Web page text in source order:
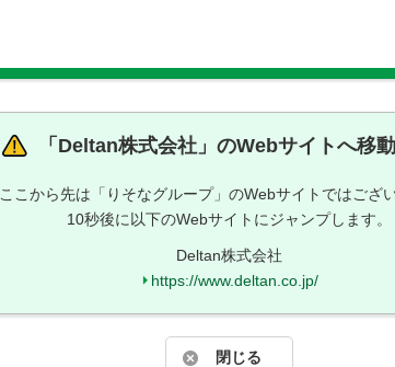
「 Deltan株式会社」のWebサイトへ移
ここから先は「りそなグループ」のWebサイトではござい
10秒後に以下のWebサイトにジャンプします。
Deltan株式会社
https://www.deltan.co.jp/
閉じる